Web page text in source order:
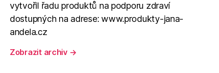
vytvořil řadu produktů na podporu zdraví
dostupných na adrese: www.produkty-jana-
andela.cz
Zobrazit archiv →